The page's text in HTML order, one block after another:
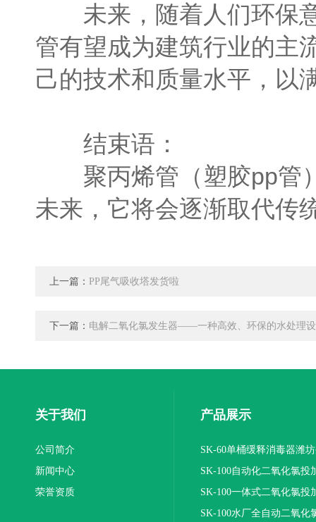
未来，随着人们环保意
管有望成为建筑行业的主
己的技术和质量水平，以
结束语：
聚丙烯管（塑胶pp管）
未来，它将会逐渐取代传
上一篇： PP尾气吸收塔发货啦
下一篇： 电解二氧化氯发生器——一种高效、环保的水处理
关于我们
公司简介
新闻中心
荣誉资质
产品展示
SK-60单桶缓释消毒器潍
SK-100自动化二氧化氯投
装置
SK-100一体式二氧化氯投
报价
SK-100水厂全自动二氧化